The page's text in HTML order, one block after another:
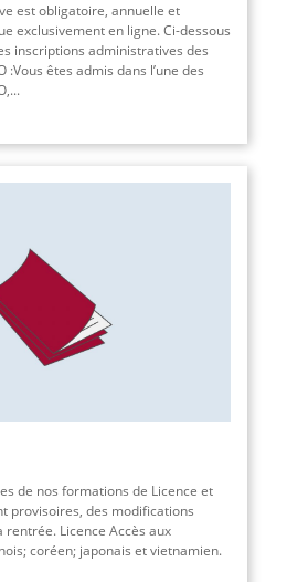
est obligatoire, annuelle et
exclusivement en ligne. Ci-dessous
inscriptions administratives des
:Vous êtes admis dans l’une des
de nos formations de Licence et
provisoires, des modifications
Licence Accès aux
coréen; japonais et vietnamien.